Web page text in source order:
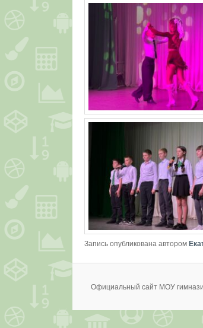
Запись опубликована автором
Официальный сайт МОУ